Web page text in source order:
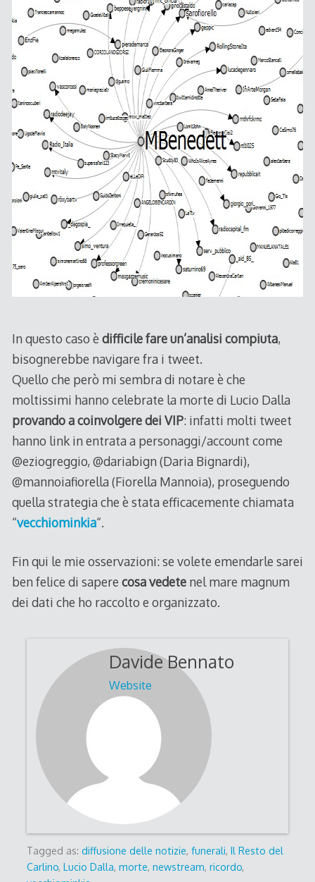
In questo caso è difficile fare un’analisi compiuta,
bisognerebbe navigare fra i tweet.
Quello che però mi sembra di notare è che
moltissimi hanno celebrate la morte di Lucio Dalla
provando a coinvolgere dei VIP: infatti molti tweet
hanno link in entrata a personaggi/account come
@eziogreggio, @dariabign (Daria Bignardi),
@mannoiafiorella (Fiorella Mannoia), proseguendo
quella strategia che è stata efficacemente chiamata
“vecchiominkia“.
Fin qui le mie osservazioni: se volete emendarle sarei
ben felice di sapere cosa vedetenel mare magnum
dei dati che ho raccolto e organizzato.
Davide Bennato
Website
Tagged as: diffusione delle notizie, funerali, Il Resto del
Carlino, Lucio Dalla, morte, newstream, ricordo,